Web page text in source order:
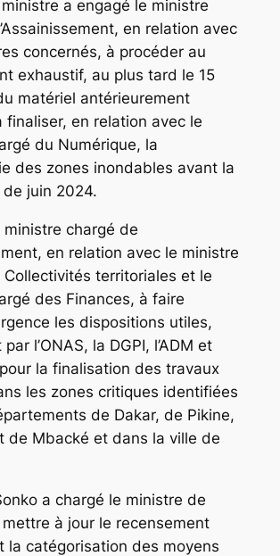
a engagé le ministre
en relation avec
concernés, à procéder au
exhaustif, au plus tard le 15
matériel antérieurement
finaliser, en relation avec le
du Numérique, la
des zones inondables avant la
juin 2024.
ministre chargé de
en relation avec le ministre
territoriales et le
des Finances, à faire
les dispositions utiles,
l’ONAS, la DGPI, l’ADM et
pour la finalisation des travaux
les zones critiques identifiées
de Dakar, de Pikine,
de Mbacké et dans la ville de
a chargé le ministre de
mettre à jour le recensement
la catégorisation des moyens